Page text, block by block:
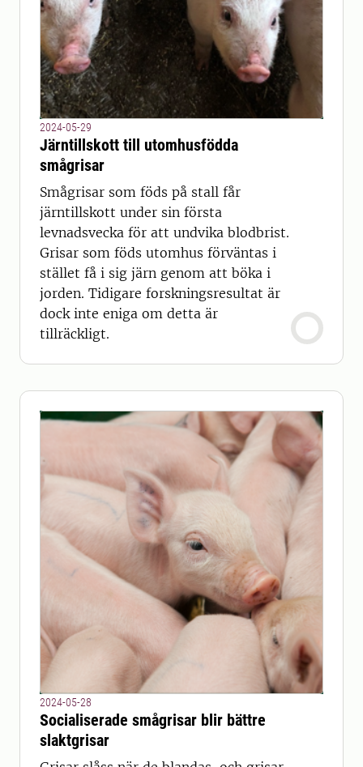
2024-05-29
Järntillskott till utomhusfödda
smågrisar
Smågrisar som föds på stall får
järntillskott under sin första
levnadsvecka för att undvika blodbrist.
Grisar som föds utomhus förväntas i
stället få i sig järn genom att böka i
jorden. Tidigare forskningsresultat är
dock inte eniga om detta är
tillräckligt.
2024-05-28
Socialiserade smågrisar blir bättre
slaktgrisar